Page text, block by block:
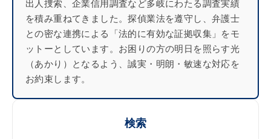
出人捜索、企業信用調査など多岐にわたる調査実績
を積み重ねてきました。探偵業法を遵守し、弁護士
との密な連携による「法的に有効な証拠収集」をモ
ットーとしています。お困りの方の明日を照らす光
（あかり）となるよう、誠実・明朗・敏速な対応を
お約束します。
検索